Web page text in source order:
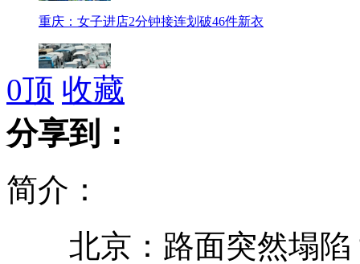
重庆：女子进店2分钟接连划破46件新衣
北京机场高速堵车五公里 数百人狂跑
王海剑涉嫌武汉建行爆炸案被起诉
0顶 收藏
分享到：
简介：
北京：路面突然塌陷